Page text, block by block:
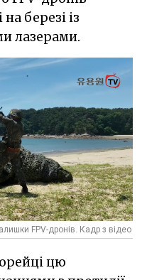
березі із
лазерами.
FPV-дронів. Кадр з відео
цю